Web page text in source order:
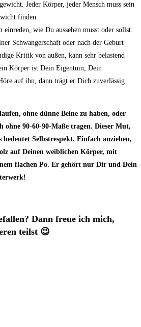
Jeder Körper, jeder Mensch muss sein
finden.
wie Du aussehen musst oder sollst.
Schwangerschaft oder nach der Geburt
Kritik von außen, kann sehr belastend
Körper ist Dein Eigentum, Dein
auf ihn, dann trägt er Dich zuverlässig
ohne dünne Beine zu haben, oder
ohne 90-60-90-Maße tragen. Dieser Mut,
bedeutet Selbstrespekt. Einfach anziehen,
auf Deinen weiblichen Körper, mit
flachen Po. Er gehört nur Dir und Dein
Dann freue ich mich,
teilst 😉